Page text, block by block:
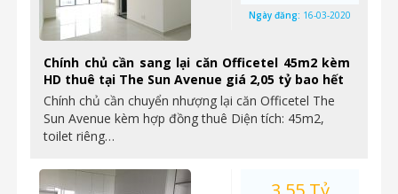
Chính chủ cần sang lại căn Officetel 45m2 kèm
HD thuê tại The Sun Avenue giá 2,05 tỷ bao hết
Chính chủ cần chuyển nhượng lại căn Officetel The
Sun Avenue kèm hợp đồng thuê Diện tích: 45m2,
toilet riêng…
Ngày đăng: 16-03-2020